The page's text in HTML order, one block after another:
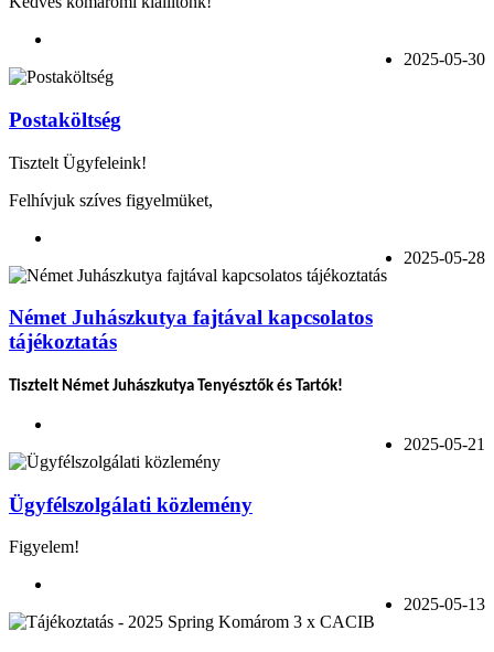
2025-05-30
Postaköltség
Tisztelt Ügyfeleink!
Felhívjuk szíves figyelmüket,
2025-05-28
Német Juhászkutya fajtával kapcsolatos
tájékoztatás
Tisztelt Német Juhászkutya Tenyésztők és Tartók!
2025-05-21
Ügyfélszolgálati közlemény
Figyelem!
2025-05-13